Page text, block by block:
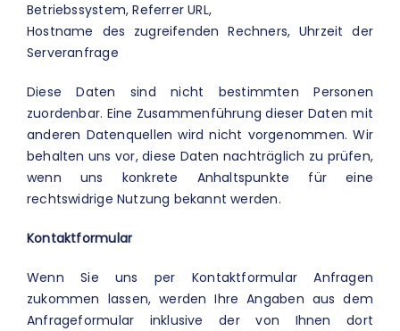
Betriebssystem, Referrer URL,
Hostname des zugreifenden Rechners, Uhrzeit der
Serveranfrage
Diese Daten sind nicht bestimmten Personen
zuordenbar. Eine Zusammenführung dieser Daten mit
anderen Datenquellen wird nicht vorgenommen. Wir
behalten uns vor, diese Daten nachträglich zu prüfen,
wenn uns konkrete Anhaltspunkte für eine
rechtswidrige Nutzung bekannt werden.
Kontaktformular
Wenn Sie uns per Kontaktformular Anfragen
zukommen lassen, werden Ihre Angaben aus dem
Anfrageformular inklusive der von Ihnen dort